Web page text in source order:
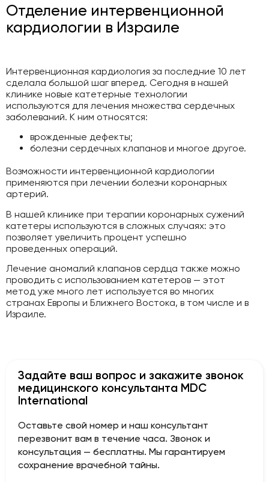
Отделение интервенционной
кардиологии в Израиле
Интервенционная кардиология за последние 10 лет
сделала большой шаг вперед. Сегодня в нашей
клинике новые катетерные технологии
используются для лечения множества сердечных
заболеваний. К ним относятся:
врожденные дефекты;
болезни сердечных клапанов и многое другое.
Возможности интервенционной кардиологии
применяются при лечении болезни коронарных
артерий.
В нашей клинике при терапии коронарных сужений
катетеры используются в сложных случаях: это
позволяет увеличить процент успешно
проведенных операций.
Лечение аномалий клапанов сердца также можно
проводить с использованием катетеров — этот
метод уже много лет используется во многих
странах Европы и Ближнего Востока, в том числе и в
Израиле.
Задайте ваш вопрос и закажите звонок
медицинского консультанта MDC
International
Оставьте свой номер и наш консультант
перезвонит вам в течение часа. Звонок и
консультация — бесплатны. Мы гарантируем
сохранение врачебной тайны.